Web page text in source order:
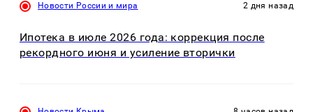
Новости России и мира 2 дня назад
Ипотека в июле 2026 года: коррекция после
рекордного июня и усиление вторички